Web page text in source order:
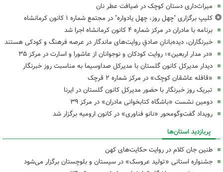
میراث‌داری دستان کوچک در ضیافت عطر نان
کلیپ برگزاری "چهل روز، چهل یادواره" در مجتمع شماره ۱ کانون کرمانشاه
برنامه با مادران در مرکز شماره ۴ کانون کرمانشاه اجرا شد
خبرنگاران، دیده‌بانانِ صادقِ روایت‌های ماندگار در عرصه فرهنگ و کودکی هستند
«در مدار اربعین»؛ روایت کودکان و نوجوانان از عاشورا و اسارت در مرکز ۳۵
دیدار مدیرکل کانون گلستان با مدیرکل صداوسیما به مناسبت روز خبرنگار
«قافله عاشقان کوچک» در مرکز شماره ۲ قرچک
تبریک روز خبرنگار با حضور مدیرکل کانون گلستان در ایرنا
دومین نشست «باشگاه کتابخوانی مادران» در مرکز ۳۹
رویداد گفت‌وگومحور «نانو فناوری» در کانون ارومیه برگزار شد
پربازدید استان‌ها
طنین جان کلام در روایت حکایت‌های کهن
جشنواره استانی «تولید عروسک» در سیستان و بلوچستان برگزار می‌شود